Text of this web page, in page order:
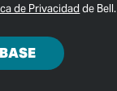
de Privacidad de Bell.